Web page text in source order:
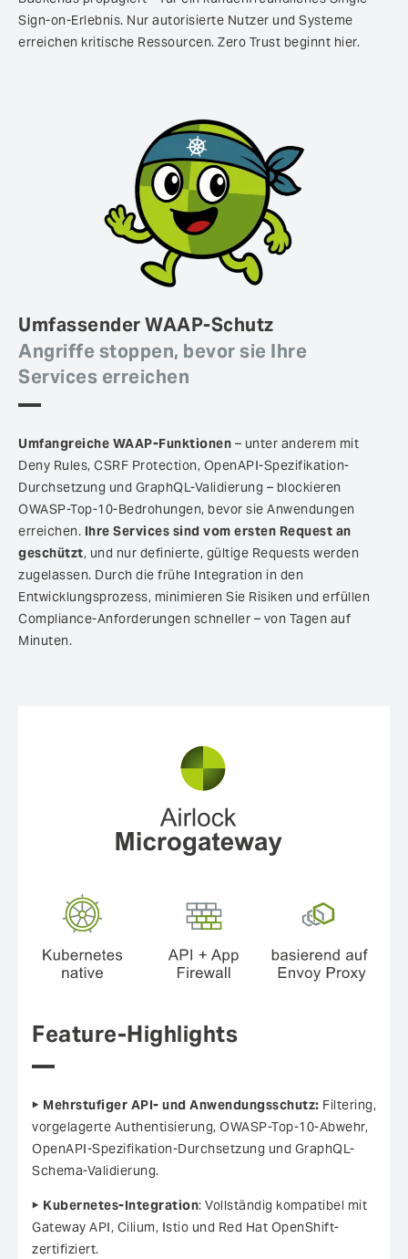
Sign-on-Erlebnis. Nur autorisierte Nutzer und Systeme
erreichen kritische Ressourcen. Zero Trust beginnt hier.
Umfassender WAAP-Schutz
Angriffe stoppen, bevor sie Ihre
Services erreichen
Umfangreiche WAAP-Funktionen – unter anderem mit
Deny Rules, CSRF Protection, OpenAPI-Spezifikation-
Durchsetzung und GraphQL-Validierung – blockieren
OWASP-Top-10-Bedrohungen, bevor sie Anwendungen
erreichen. Ihre Services sind vom ersten Request an
geschützt, und nur definierte, gültige Requests werden
zugelassen. Durch die frühe Integration in den
Entwicklungs­prozess, minimieren Sie Risiken und erfüllen
Compliance-Anforderungen schneller – von Tagen auf
Minuten.
Feature-Highlights
▶ Mehrstufiger API- und Anwendungsschutz: Filtering,
vorgelagerte Authentisierung, OWASP-Top-10-Abwehr,
OpenAPI-Spezifikation-Durchsetzung und GraphQL-
Schema-Validierung.
▶ Kubernetes-Integration: Vollständig kompatibel mit
Gateway API, Cilium, Istio und Red Hat OpenShift-
zertifiziert.